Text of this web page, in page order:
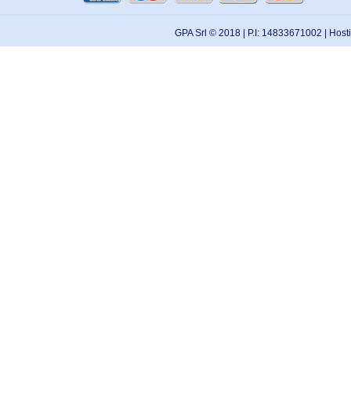
GPA Srl © 2018 | P.I: 14833671002 |